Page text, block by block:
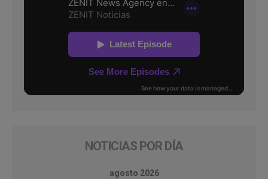
NOTICIAS POR DÍA
agosto 2026